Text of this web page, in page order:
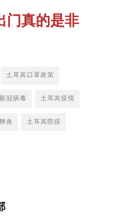
门真的是非
土耳其口罩政策
冠病毒 土耳其疫情
炎 土耳其防疫